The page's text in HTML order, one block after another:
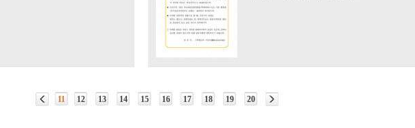
11 12 13 14 15 16 17 18 19 20